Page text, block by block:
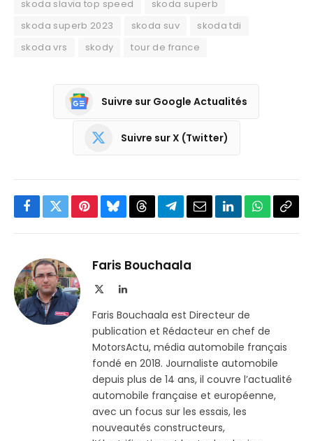
skoda slavia top speed
skoda superb
skoda superb 2023
skoda suv
skoda tdi
skoda vrs
skody tour de france
Suivre sur Google Actualités
Suivre sur X (Twitter)
Facebook
TwitterPinterestBlueskyThreadsPartager
Telegram
EmailLinkedInWhatsApp
Faris Bouchaala
LinkedIn
Faris Bouchaala est Directeur de
publication et Rédacteur en chef de
MotorsActu, média automobile français
fondé en 2018. Journaliste automobile
depuis plus de 14 ans, il couvre l’actualité
automobile française et européenne,
avec un focus sur les essais, les
nouveautés constructeurs,